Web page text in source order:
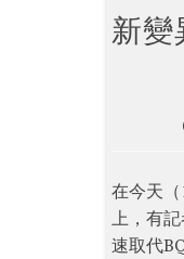
新變
在今天
上，有
速取代